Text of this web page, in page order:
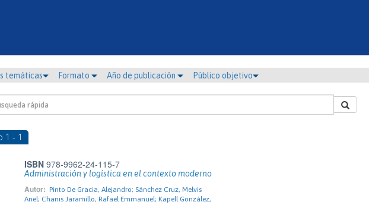
temáticas Formato Año de publicación Público objetivo
1 - 1
ISBN 978-9962-24-115-7
Administración y logística en el contexto moderno
Autor: Pinto De Gracia, Alejandro; Sánchez Cruz, Melvis
Anel; Chanis Jaramillo, Rafael Emmanuel; Kapell González,